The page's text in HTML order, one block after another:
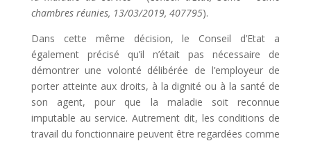
chambres réunies, 13/03/2019, 407795).
Dans cette même décision, le Conseil d’Etat a
également précisé qu’il n’était pas nécessaire de
démontrer une volonté délibérée de l’employeur de
porter atteinte aux droits, à la dignité ou à la santé de
son agent, pour que la maladie soit reconnue
imputable au service. Autrement dit, les conditions de
travail du fonctionnaire peuvent être regardées comme